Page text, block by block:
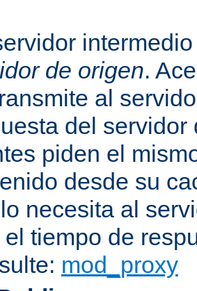
de origen.
al
del
piden el
desde su
necesita al
el tiempo de
mod_proxy